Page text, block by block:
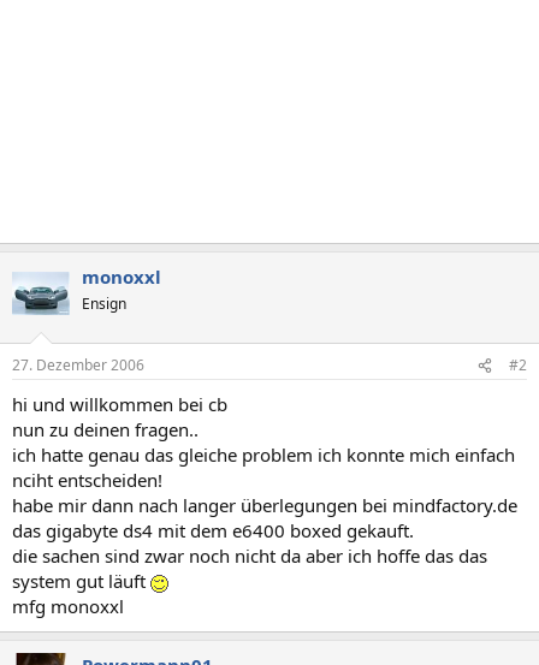
monoxxl
Ensign
27. Dezember 2006 #2
hi und willkommen bei cb
nun zu deinen fragen..
ich hatte genau das gleiche problem ich konnte mich einfach
nciht entscheiden!
habe mir dann nach langer überlegungen bei mindfactory.de
das gigabyte ds4 mit dem e6400 boxed gekauft.
die sachen sind zwar noch nicht da aber ich hoffe das das
system gut läuft
mfg monoxxl